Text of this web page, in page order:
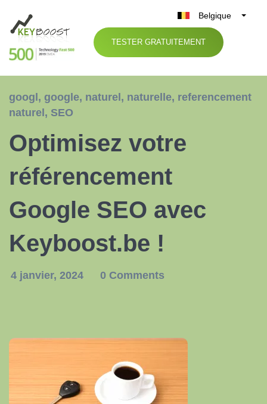
Belgique
België
Nederland
TESTER GRATUITEMENT
googl , google, naturel , naturelle, referencement
naturel , SEO
Optimisez votre
référencement
Google SEO avec
Keyboost.be !
4 janvier, 2024 0 Comments